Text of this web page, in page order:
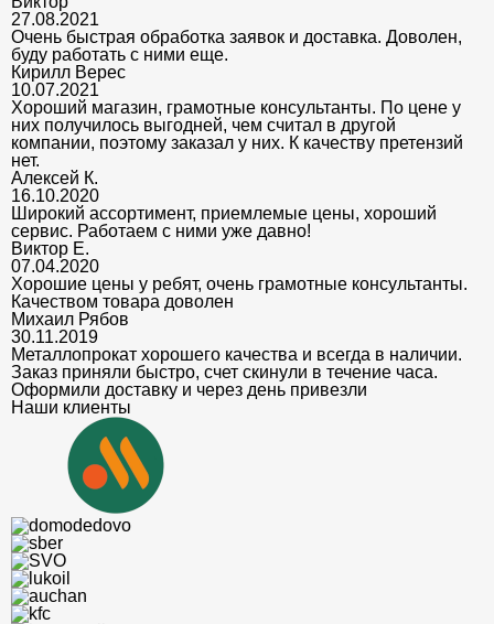
27.08.2021
Очень быстрая обработка заявок и доставка. Доволен,
буду работать с ними еще.
Кирилл Верес
10.07.2021
Хороший магазин, грамотные консультанты. По цене у
них получилось выгодней, чем считал в другой
компании, поэтому заказал у них. К качеству претензий
нет.
Алексей К.
16.10.2020
Широкий ассортимент, приемлемые цены, хороший
сервис. Работаем с ними уже давно!
Виктор Е.
07.04.2020
Хорошие цены у ребят, очень грамотные консультанты.
Качеством товара доволен
Михаил Рябов
30.11.2019
Металлопрокат хорошего качества и всегда в наличии.
Заказ приняли быстро, счет скинули в течение часа.
Оформили доставку и через день привезли
Наши клиенты